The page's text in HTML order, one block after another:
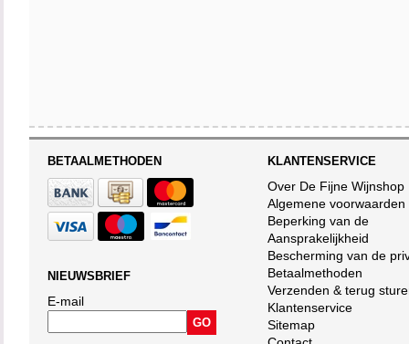
BETAALMETHODEN
NIEUWSBRIEF
E-mail
KLANTENSERVICE
Over De Fijne Wijnshop
Algemene voorwaarden
Beperking van de
Aansprakelijkheid
Bescherming van de
Betaalmethoden
Verzenden & terug
Klantenservice
Sitemap